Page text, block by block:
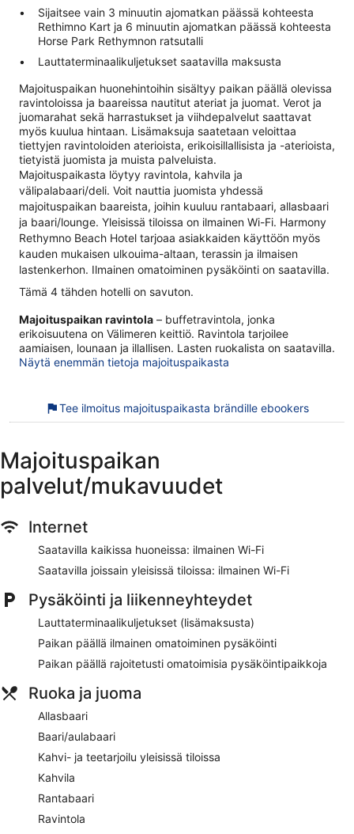
Sijaitsee vain 3 minuutin ajomatkan päässä kohteesta
Rethimno Kart ja 6 minuutin ajomatkan päässä kohteesta
Horse Park Rethymnon ratsutalli
Lauttaterminaalikuljetukset saatavilla maksusta
Majoituspaikan huonehintoihin sisältyy paikan päällä olevissa
ravintoloissa ja baareissa nautitut ateriat ja juomat. Verot ja
juomarahat sekä harrastukset ja viihdepalvelut saattavat
myös kuulua hintaan. Lisämaksuja saatetaan veloittaa
tiettyjen ravintoloiden aterioista, erikoisillallisista ja -aterioista,
tietyistä juomista ja muista palveluista.
Majoituspaikasta löytyy ravintola, kahvila ja
välipalabaari/deli. Voit nauttia juomista yhdessä
majoituspaikan baareista, joihin kuuluu rantabaari, allasbaari
ja baari/lounge. Yleisissä tiloissa on ilmainen Wi-Fi. Harmony
Rethymno Beach Hotel tarjoaa asiakkaiden käyttöön myös
kauden mukaisen ulkouima-altaan, terassin ja ilmaisen
lastenkerhon. Ilmainen omatoiminen pysäköinti on saatavilla.
Tämä 4 tähden hotelli on savuton.
Majoituspaikan ravintola – buffetravintola, jonka
erikoisuutena on Välimeren keittiö. Ravintola tarjoilee
aamiaisen, lounaan ja illallisen. Lasten ruokalista on saatavilla.
Näytä enemmän tietoja majoituspaikasta
Tee ilmoitus majoituspaikasta brändille ebookers
Majoituspaikan
palvelut/mukavuudet
Internet
Saatavilla kaikissa huoneissa: ilmainen Wi-Fi
Saatavilla joissain yleisissä tiloissa: ilmainen Wi-Fi
Pysäköinti ja liikenneyhteydet
Lauttaterminaalikuljetukset (lisämaksusta)
Paikan päällä ilmainen omatoiminen pysäköinti
Paikan päällä rajoitetusti omatoimisia pysäköintipaikkoja
Ruoka ja juoma
Allasbaari
Baari/aulabaari
Kahvi- ja teetarjoilu yleisissä tiloissa
Kahvila
Rantabaari
Ravintola